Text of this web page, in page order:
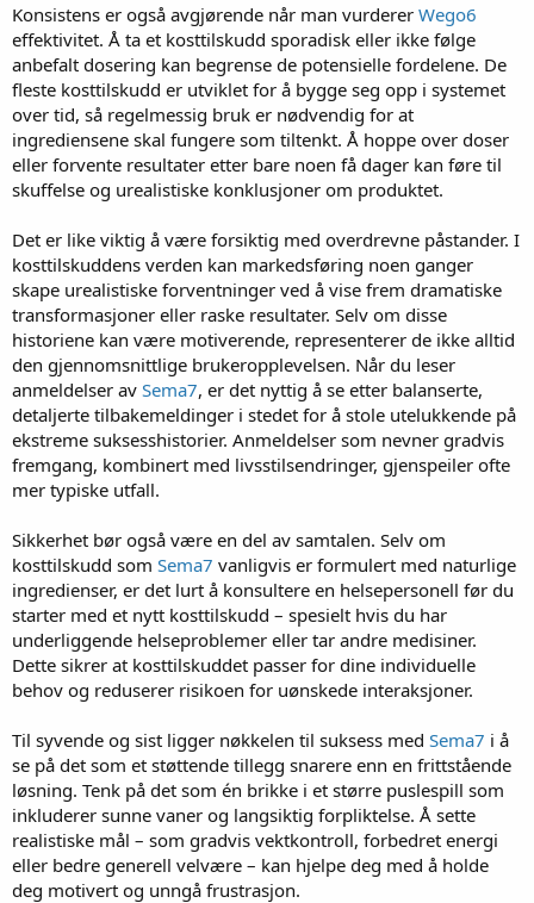
Konsistens er også avgjørende når man vurderer Wego6
effektivitet. Å ta et kosttilskudd sporadisk eller ikke følge
anbefalt dosering kan begrense de potensielle fordelene. De
fleste kosttilskudd er utviklet for å bygge seg opp i systemet
over tid, så regelmessig bruk er nødvendig for at
ingrediensene skal fungere som tiltenkt. Å hoppe over doser
eller forvente resultater etter bare noen få dager kan føre til
skuffelse og urealistiske konklusjoner om produktet.
Det er like viktig å være forsiktig med overdrevne påstander. I
kosttilskuddens verden kan markedsføring noen ganger
skape urealistiske forventninger ved å vise frem dramatiske
transformasjoner eller raske resultater. Selv om disse
historiene kan være motiverende, representerer de ikke alltid
den gjennomsnittlige brukeropplevelsen. Når du leser
anmeldelser av Sema7, er det nyttig å se etter balanserte,
detaljerte tilbakemeldinger i stedet for å stole utelukkende på
ekstreme suksesshistorier. Anmeldelser som nevner gradvis
fremgang, kombinert med livsstilsendringer, gjenspeiler ofte
mer typiske utfall.
Sikkerhet bør også være en del av samtalen. Selv om
kosttilskudd som Sema7 vanligvis er formulert med naturlige
ingredienser, er det lurt å konsultere en helsepersonell før du
starter med et nytt kosttilskudd – spesielt hvis du har
underliggende helseproblemer eller tar andre medisiner.
Dette sikrer at kosttilskuddet passer for dine individuelle
behov og reduserer risikoen for uønskede interaksjoner.
Til syvende og sist ligger nøkkelen til suksess med Sema7 i å
se på det som et støttende tillegg snarere enn en frittstående
løsning. Tenk på det som én brikke i et større puslespill som
inkluderer sunne vaner og langsiktig forpliktelse. Å sette
realistiske mål – som gradvis vektkontroll, forbedret energi
eller bedre generell velvære – kan hjelpe deg med å holde
deg motivert og unngå frustrasjon.